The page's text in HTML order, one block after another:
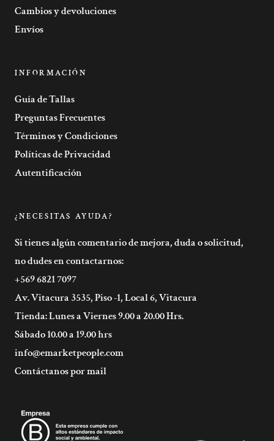
Cambios y devoluciones
Envíos
INFORMACIÓN
Guía de Tallas
Preguntas Frecuentes
Términos y Condiciones
Políticas de Privacidad
Autentificación
¿NECESITAS AYUDA?
Si tienes algún comentario de mejora, duda o solicitud,
no dudes en contactarnos:
+569 6821 7097
Av. Vitacura 3535, Piso -1, Local 6, Vitacura
Tienda: Lunes a Viernes 9.00 a 20.00 Hrs.
Sábado 10.00 a 19.00 hrs
info@emarketpeople.com
Contáctanos por mail